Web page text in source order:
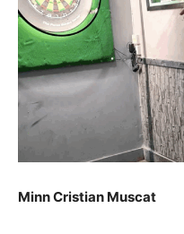
Minn Cristian Muscat